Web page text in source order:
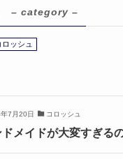
– category –
ロッシュ
7月20日 コロッシュ
メイドが大変すぎる